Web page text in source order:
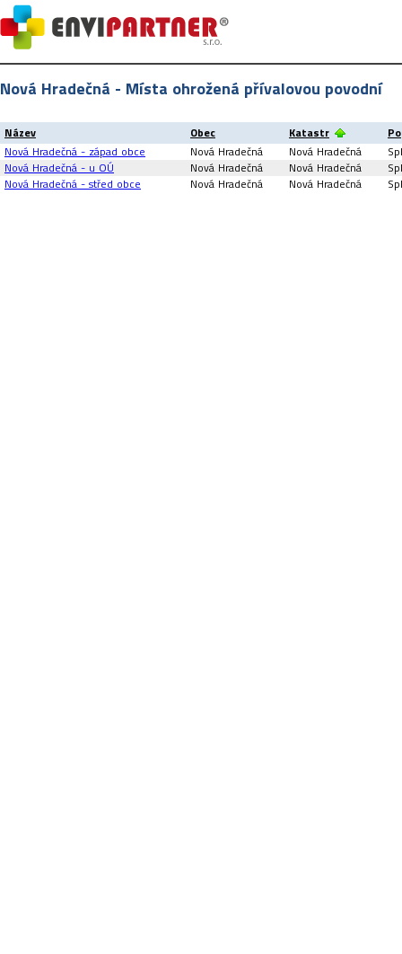
Nová Hradečná - Místa ohrožená přívalovou povodní
Název Obec Katastr
Nová Hradečná - západ obce
Nová Hradečná Nová Hradečná
Nová Hradečná - u OÚ
Nová Hradečná Nová Hradečná
Nová Hradečná - střed obce
Nová Hradečná Nová Hradečná